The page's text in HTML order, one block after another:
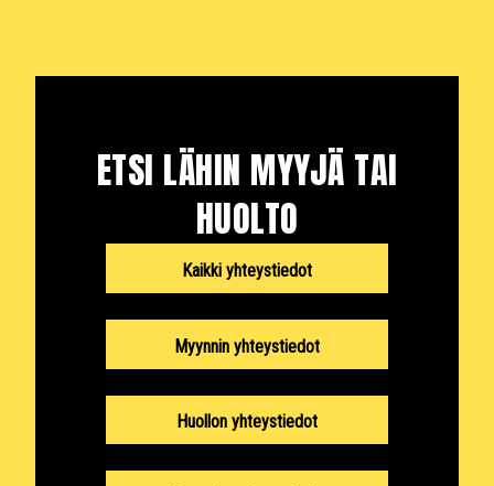
ETSI LÄHIN MYYJÄ TAI
HUOLTO
Kaikki yhteystiedot
Myynnin yhteystiedot
Huollon yhteystiedot